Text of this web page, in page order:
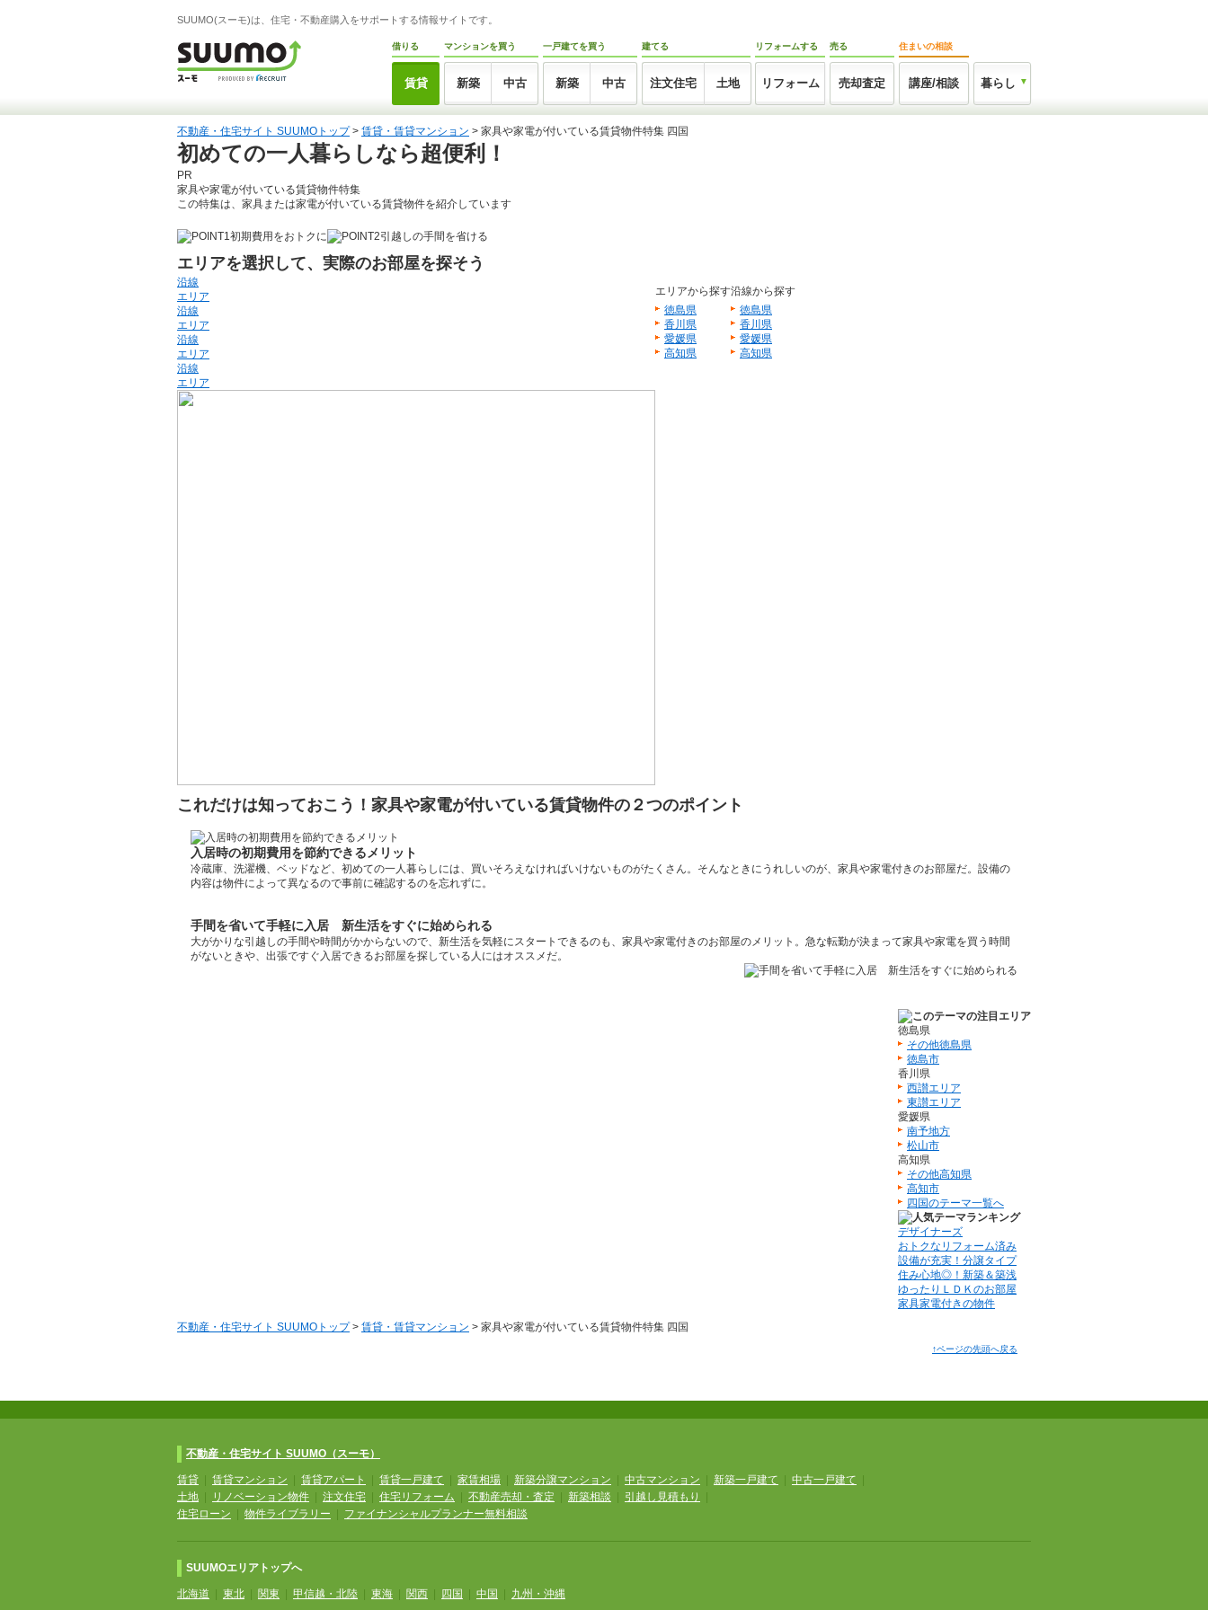
SUUMO(スーモ)は、住宅・不動産購入をサポートする情報サイトです。
借りる
賃貸
マンションを買う
新築 中古
一戸建てを買う
新築 中古
建てる
注文住宅 土地
リフォームする
リフォーム
売る
売却査定
住まいの相談
講座/相談 暮らし
不動産・住宅サイト SUUMOトップ> 賃貸・賃貸マンション > 家具や家電が付いている賃貸物件特集 四国
初めての一人暮らしなら超便利！
PR
家具や家電が付いている賃貸物件特集
この特集は、家具または家電が付いている賃貸物件を紹介しています
初期費用をおトクに 引越しの手間を省ける
エリアを選択して、実際のお部屋を探そう
沿線
エリア
沿線
エリア
沿線
エリア
沿線
エリア
エリアから探す
徳島県
香川県
愛媛県
高知県
沿線から探す
徳島県
香川県
愛媛県
高知県
これだけは知っておこう！家具や家電が付いている賃貸物件の２つのポイント
入居時の初期費用を節約できるメリット
冷蔵庫、洗濯機、ベッドなど、初めての一人暮らしには、買いそろえなければいけないものがたくさん。そんなときにうれしいのが、家具や家電付きのお部屋だ。設備の
内容は物件によって異なるので事前に確認するのを忘れずに。
手間を省いて手軽に入居 新生活をすぐに始められる
大がかりな引越しの手間や時間がかからないので、新生活を気軽にスタートできるのも、家具や家電付きのお部屋のメリット。急な転勤が決まって家具や家電を買う時間
がないときや、出張ですぐ入居できるお部屋を探している人にはオススメだ。
徳島県
その他徳島県
徳島市
香川県
西讃エリア
東讃エリア
愛媛県
南予地方
松山市
高知県
その他高知県
高知市
四国のテーマ一覧へ
デザイナーズ
おトクなリフォーム済み
設備が充実！分譲タイプ
住み心地◎！新築＆築浅
ゆったりＬＤＫのお部屋
家具家電付きの物件
不動産・住宅サイト SUUMOトップ> 賃貸・賃貸マンション > 家具や家電が付いている賃貸物件特集 四国
↑ページの先頭へ戻る
不動産・住宅サイト SUUMO（スーモ）
賃貸 賃貸マンション 賃貸アパート 賃貸一戸建て 家賃相場 新築分譲マンション 中古マンション 新築一戸建て 中古一戸建て
土地
リノベーション物件 注文住宅 住宅リフォーム 不動産売却・査定 新築相談 引越し見積もり
住宅ローン
物件ライブラリー ファイナンシャルプランナー無料相談
SUUMOエリアトップへ
北海道 東北 関東 甲信越・北陸 東海 関西 四国 中国 九州・沖縄